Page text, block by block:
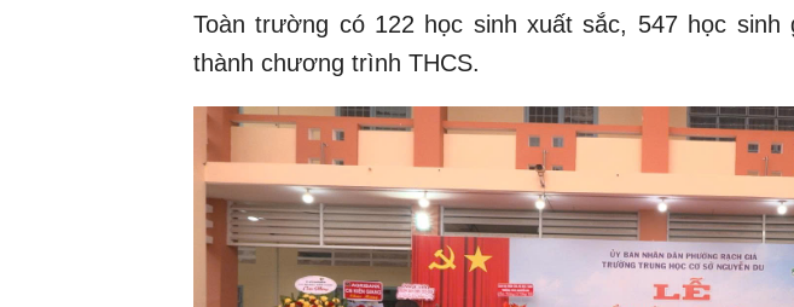
Toàn trường có 122 học sinh xuất sắc, 547 học sinh
thành chương trình THCS.